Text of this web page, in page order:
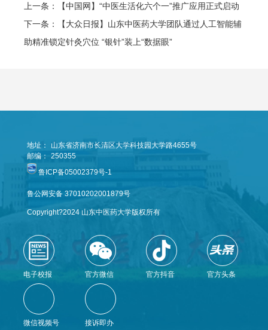
上一条：【中国网】“中医生活化六个一”推广应用正式启动
下一条：【大众日报】山东中医药大学团队通过人工智能辅
助精准锁定针灸穴位 “银针”装上“数据眼”
地址：
山东省济南市长清区大学科技园大学路4655号
邮编：
250355
鲁ICP备05002379号-1
鲁公网安备 37010202001879号
Copyright?2024 山东中医药大学版权所有
电子校报 官方微信 官方抖音 官方头条
微信视频号 接诉即办